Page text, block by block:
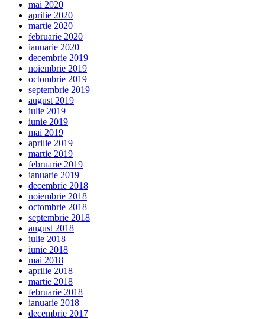
mai 2020
aprilie 2020
martie 2020
februarie 2020
ianuarie 2020
decembrie 2019
noiembrie 2019
octombrie 2019
septembrie 2019
august 2019
iulie 2019
iunie 2019
mai 2019
aprilie 2019
martie 2019
februarie 2019
ianuarie 2019
decembrie 2018
noiembrie 2018
octombrie 2018
septembrie 2018
august 2018
iulie 2018
iunie 2018
mai 2018
aprilie 2018
martie 2018
februarie 2018
ianuarie 2018
decembrie 2017